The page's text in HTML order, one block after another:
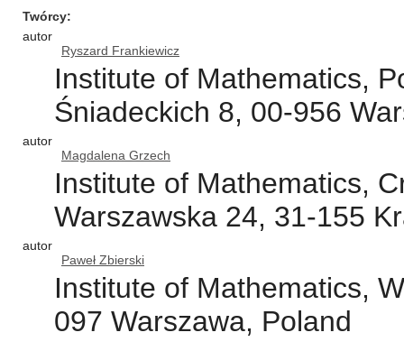
Twórcy
autor
Ryszard Frankiewicz
Institute of Mathematics,
Śniadeckich 8, 00-956
autor
Magdalena Grzech
Institute of Mathematics,
Warszawska 24, 31-155
autor
Paweł Zbierski
Institute of Mathematics,
097 Warszawa, Poland